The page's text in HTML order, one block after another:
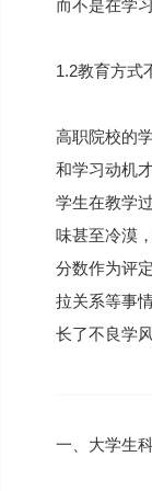
而不是在学
1.2教育方式
高职院校的
和学习动机
学生在教学
味甚至冷漠
分数作为评
拉关系等事
长了不良学
一、大学生